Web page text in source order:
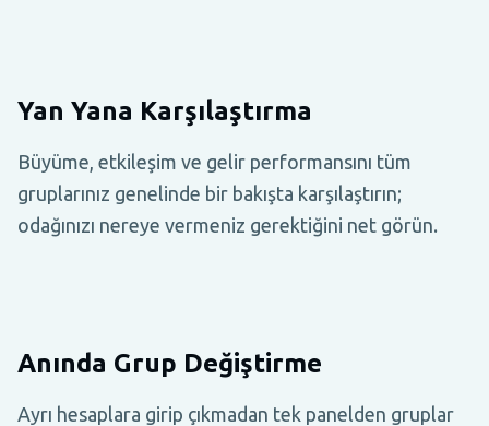
Yan Yana Karşılaştırma
Büyüme, etkileşim ve gelir performansını tüm
gruplarınız genelinde bir bakışta karşılaştırın;
odağınızı nereye vermeniz gerektiğini net görün.
Anında Grup Değiştirme
Ayrı hesaplara girip çıkmadan tek panelden gruplar